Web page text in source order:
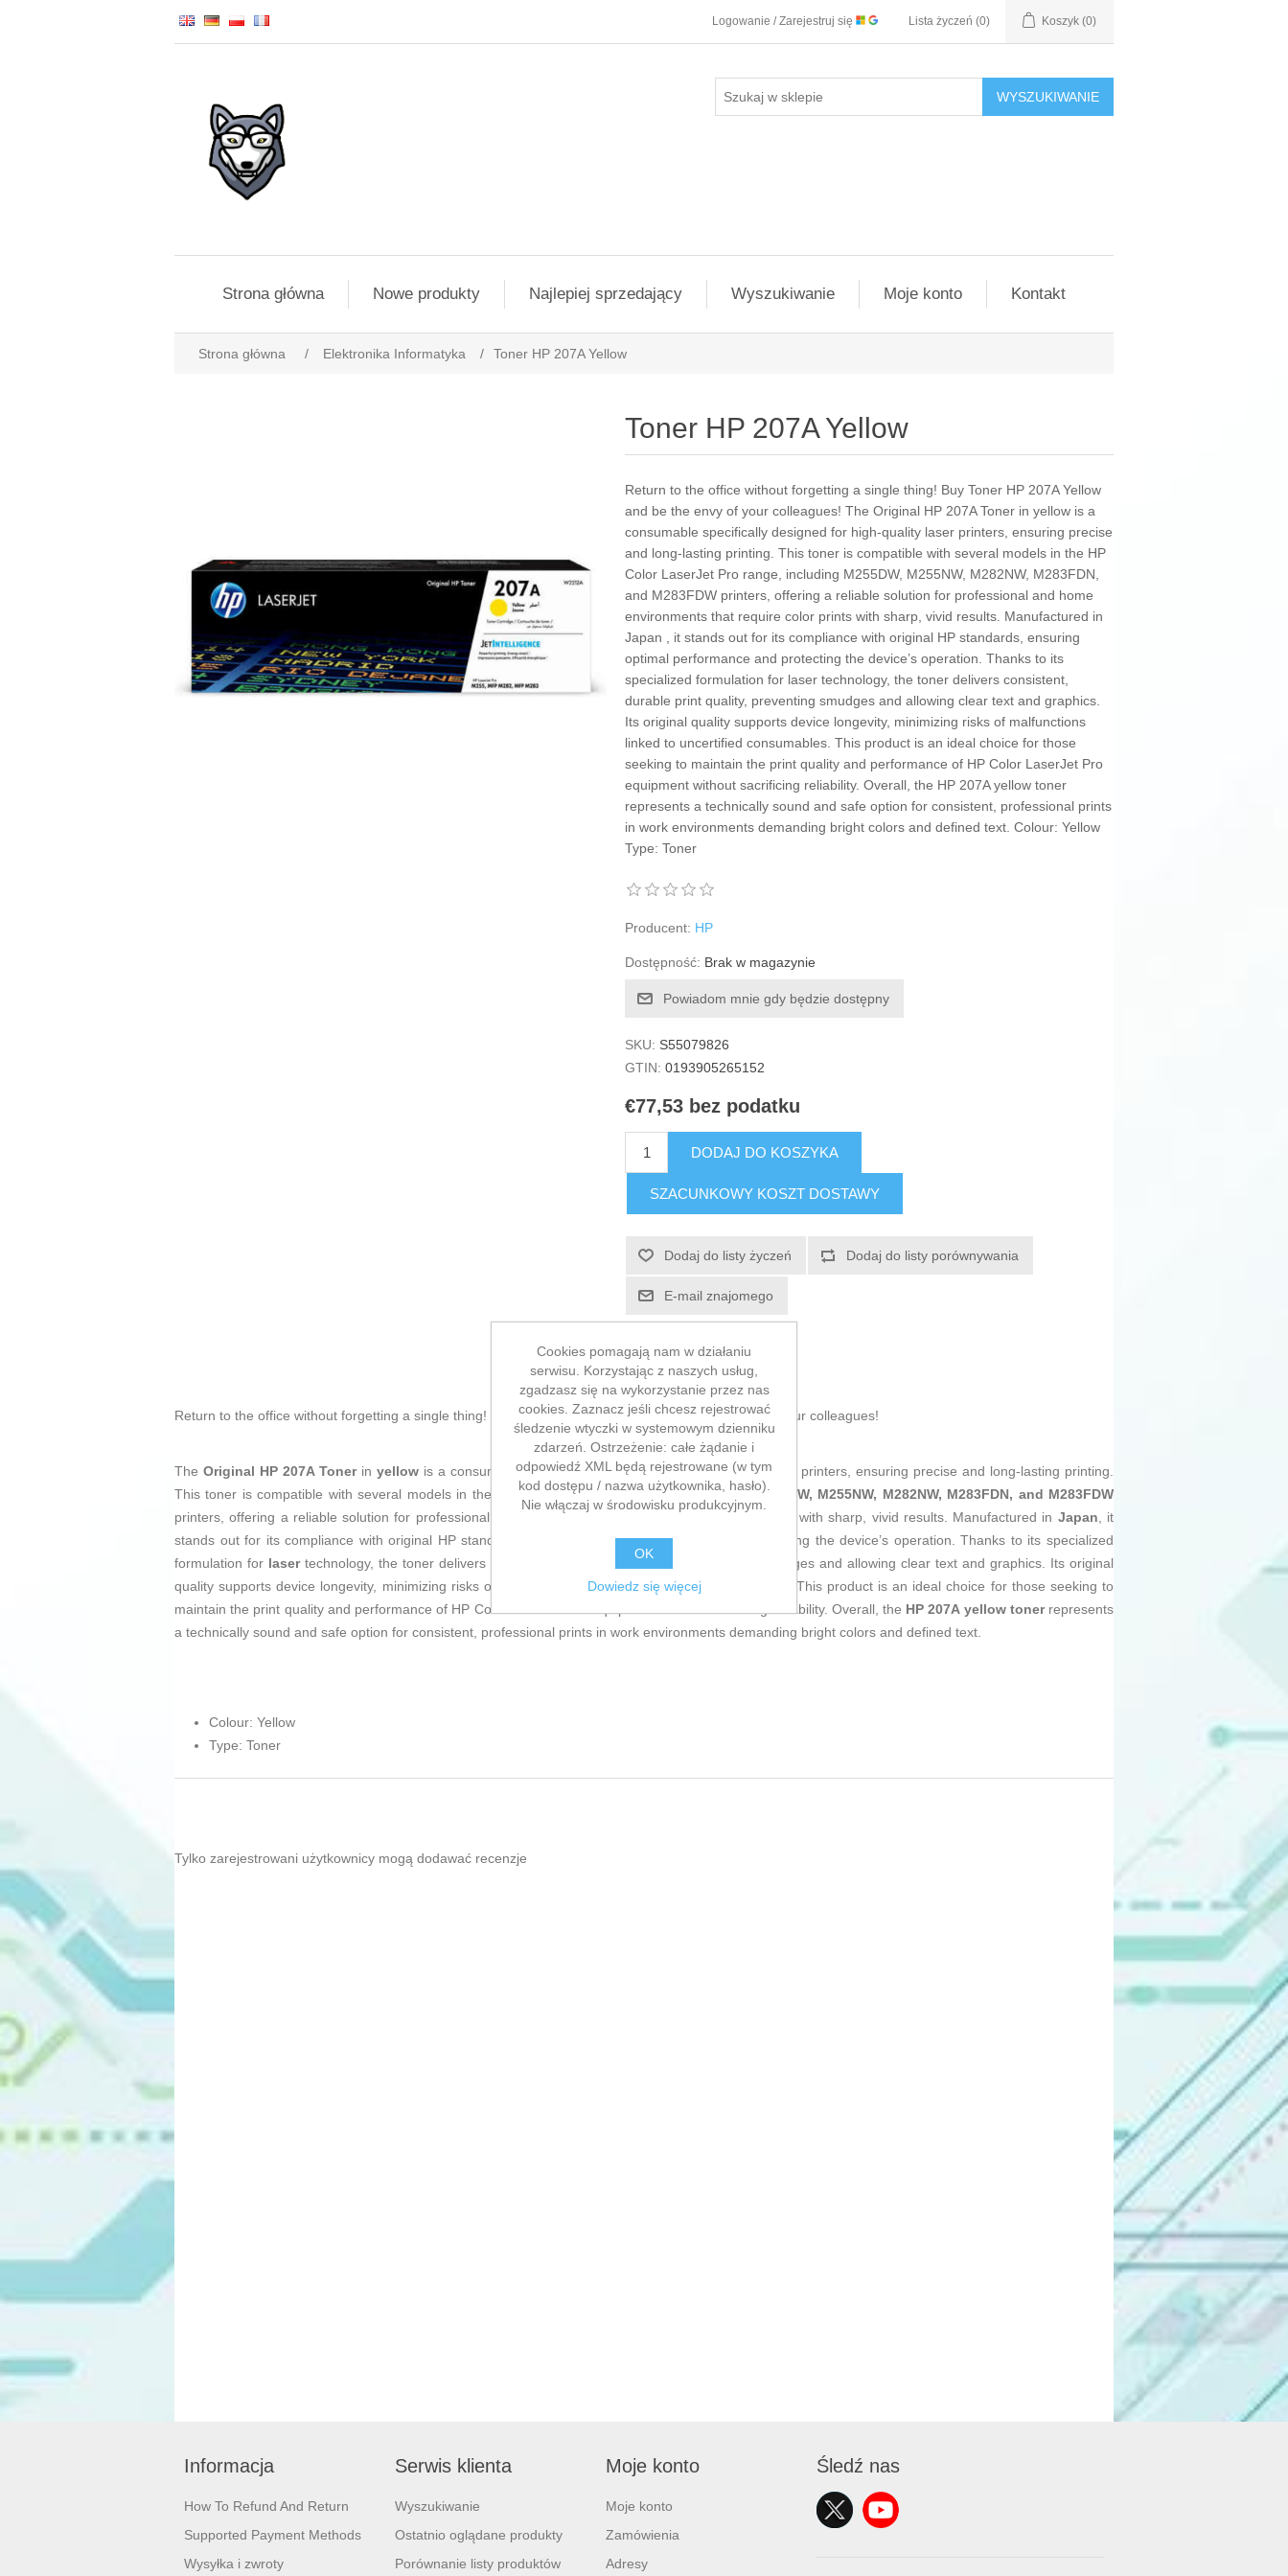
Logowanie / Zarejestruj się Lista życzeń (0) Koszyk (0)
WYSZUKIWANIE
Strona główna Nowe produkty Najlepiej sprzedający Wyszukiwanie Moje konto Kontakt
Strona główna / Elektronika Informatyka / Toner HP 207A Yellow
Toner HP 207A Yellow
Return to the office without forgetting a single thing! Buy Toner HP 207A Yellow
and be the envy of your colleagues! The Original HP 207A Toner in yellow is a
consumable specifically designed for high-quality laser printers, ensuring precise
and long-lasting printing. This toner is compatible with several models in the HP
Color LaserJet Pro range, including M255DW, M255NW, M282NW, M283FDN,
and M283FDW printers, offering a reliable solution for professional and home
environments that require color prints with sharp, vivid results. Manufactured in
Japan , it stands out for its compliance with original HP standards, ensuring
optimal performance and protecting the device’s operation. Thanks to its
specialized formulation for laser technology, the toner delivers consistent,
durable print quality, preventing smudges and allowing clear text and graphics.
Its original quality supports device longevity, minimizing risks of malfunctions
linked to uncertified consumables. This product is an ideal choice for those
seeking to maintain the print quality and performance of HP Color LaserJet Pro
equipment without sacrificing reliability. Overall, the HP 207A yellow toner
represents a technically sound and safe option for consistent, professional prints
in work environments demanding bright colors and defined text. Colour: Yellow
Type: Toner
Producent: HP
Dostępność: Brak w magazynie
Powiadom mnie gdy będzie dostępny
SKU: S55079826
GTIN: 0193905265152
€77,53 bez podatku
DODAJ DO KOSZYKA
SZACUNKOWY KOSZT DOSTAWY
Dodaj do listy życzeń Dodaj do listy porównywania
E-mail znajomego
Return to the office without forgetting a single thing! Buy Toner HP 207A Yellowand be the envy of your colleagues!
The Original HP 207A Tonerin yellow is a consumable specifically designed forhigh-quality laser
printers, ensuring precise and long-lasting printing.
This toner is compatible with several models in the
HP Color LaserJet Pro range, includingM255DW, M255NW, M282NW, M283FDN, and M283FDW
printers, offering a reliable solution for professional and home environments that require color prints with sharp, vivid results. Manufactured in Japan, it
stands out for its compliance with original HP standards, ensuring optimal performance and protecting the device’s operation. Thanks to its specialized
formulation for lasertechnology, the toner delivers consistent, durable print quality, preventing smudges and allowing clear text and graphics. Its original
quality supports device longevity, minimizing risks of malfunctions linked to uncertified consumables. This product is an ideal choice for those seeking to
maintain the print quality and performance of HP Color LaserJet Pro equipment without sacrificing reliability. Overall, the HP 207A yellow tonerrepresents
a technically sound and safe option for consistent, professional prints in work environments demanding bright colors and defined text.
Colour: Yellow
Type: Toner
Tylko zarejestrowani użytkownicy mogą dodawać recenzje
Informacja
How To Refund And Return
Supported Payment Methods
Wysyłka i zwroty
Serwis klienta
Wyszukiwanie
Ostatnio oglądane produkty
Porównanie listy produktów
Moje konto
Moje konto
Zamówienia
Adresy
Śledź nas
Cookies pomagają nam w działaniu
serwisu. Korzystając z naszych usług,
zgadzasz się na wykorzystanie przez nas
cookies. Zaznacz jeśli chcesz rejestrować
śledzenie wtyczki w systemowym dzienniku
zdarzeń. Ostrzeżenie: całe żądanie i
odpowiedź XML będą rejestrowane (w tym
kod dostępu / nazwa użytkownika, hasło).
Nie włączaj w środowisku produkcyjnym.
OK
Dowiedz się więcej